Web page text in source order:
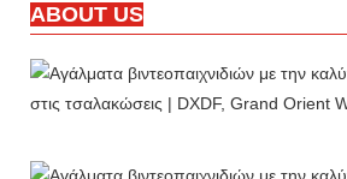
ABOUT US